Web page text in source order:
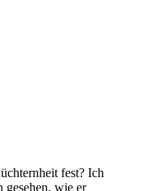
fest? Ich
gesehen, wie er